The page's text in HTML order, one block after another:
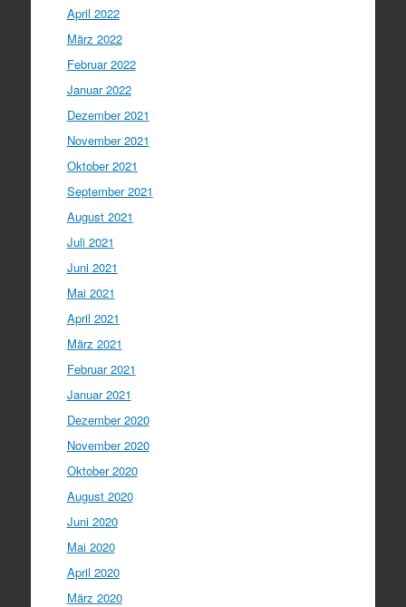
April 2022
März 2022
Februar 2022
Januar 2022
Dezember 2021
November 2021
Oktober 2021
September 2021
August 2021
Juli 2021
Juni 2021
Mai 2021
April 2021
März 2021
Februar 2021
Januar 2021
Dezember 2020
November 2020
Oktober 2020
August 2020
Juni 2020
Mai 2020
April 2020
März 2020